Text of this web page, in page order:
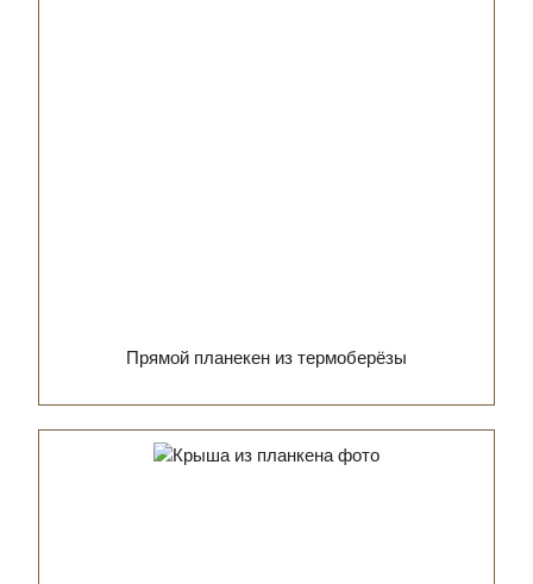
Прямой планекен из термоберёзы